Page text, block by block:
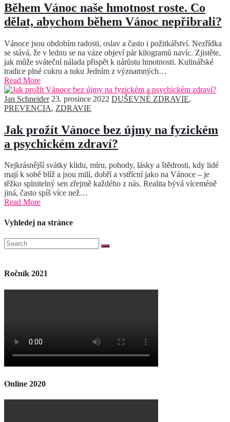
Během Vánoc naše hmotnost roste. Co
dělat, abychom během Vánoc nepřibrali?
Vánoce jsou obdobím radosti, oslav a často i požitkářství. Nezřídka
se stává, že v lednu se na váze objeví pár kilogramů navíc. Zjistěte,
jak může sváteční nálada přispět k nárůstu hmotnosti. Kulinářské
tradice plné cukru a tuku Jedním z významných…
Read More
Jan Schneider 23. prosince 2022 DUŠEVNÉ ZDRAVIE,
PREVENCIA, ZDRAVIE
Jak prožít Vánoce bez újmy na fyzickém
a psychickém zdraví?
Nejkrásnější svátky klidu, míru, pohody, lásky a štědrosti, kdy lidé
mají k sobě blíž a jsou milí, dobří a vstřícní jako na Vánoce – je
těžko splnitelný sen zřejmě každého z nás. Realita bývá víceméně
jiná, často spíš více než…
Read More
Vyhledej na stránce
Ročník 2021
Online 2020